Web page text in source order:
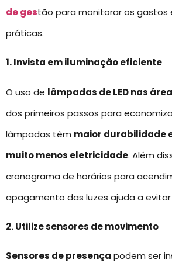
de gestão para monitorar os gastos
práticas.
1. Invista em iluminação eficiente
O uso de lâmpadas de LED nas
dos primeiros passos para
lâmpadas têm maior durabilidade
muito menos eletricidade. Além
cronograma de horários para
apagamento das luzes ajuda a
2. Utilize sensores de movimento
Sensores de presença podem ser